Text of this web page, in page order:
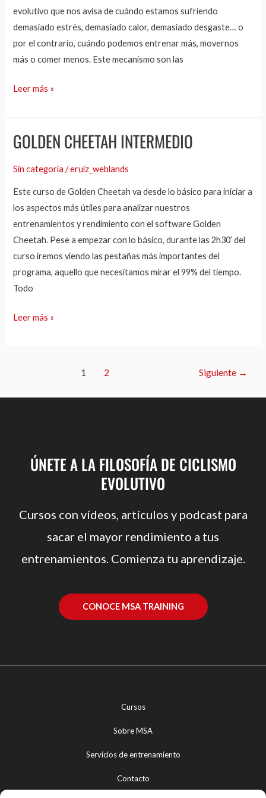
evolutivo que nos avisa de cuándo estamos sufriendo
demasiado estrés, demasiado calor, demasiado desgaste… o
por el contrario, cuándo podemos entrenar más, movernos
más o comer menos. Este mecanismo son las
percepciones
y
sensaciones
en
entrenamiento
Leer más »
GOLDEN CHEETAH INTERMEDIO
Sin categoría /eruiz_weblands
Este curso de Golden Cheetah va desde lo básico para iniciar a
los aspectos más útiles para analizar nuestros
entrenamientos y rendimiento con el software Golden
Cheetah. Pese a empezar con lo básico, durante las 2h30’ del
curso iremos viendo las pestañas más importantes del
programa, aquello que necesitamos mirar el 99% del tiempo.
Todo
Golden
Intermedio
Leer más »
1 2 Siguiente →
ÚNETE A LA FILOSOFÍA DE CICLISMO
EVOLUTIVO
Cursos con vídeos, artículos y podcast para
sacar el mayor rendimiento a tus
entrenamientos. Comienza tu aprendizaje.
CONOCE MSA TRAINING
Cursos
Sobre MSA
Servicios de entrenamiento
Contacto